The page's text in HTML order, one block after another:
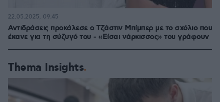
Αντιδράσεις προκάλεσε ο Τζάστιν Μπίμπερ με το σχόλιο που
έκανε για τη σύζυγό του - «Είσαι νάρκισσος» του γράφουν
22.05.2025, 09:45
Thema Insights